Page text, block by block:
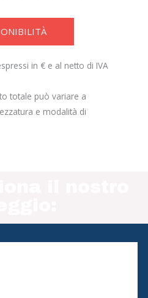
in € e al netto di IVA
totale può variare a
e modalità di